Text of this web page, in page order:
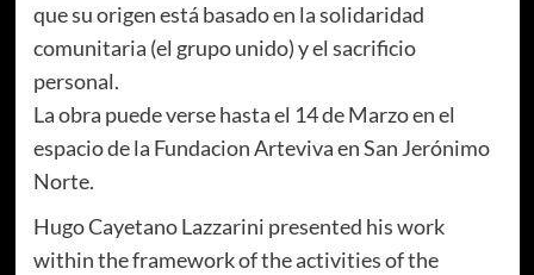
que su origen está basado en la solidaridad
comunitaria (el grupo unido) y el sacrificio
personal.
La obra puede verse hasta el 14 de Marzo en el
espacio de la Fundacion Arteviva en San Jerónimo
Norte.
Hugo Cayetano Lazzarini presented his work
within the framework of the activities of the